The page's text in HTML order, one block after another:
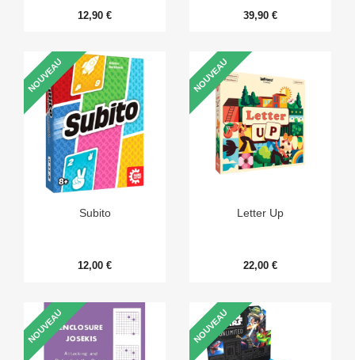
12,90 € 39,90 €
Subito
12,00 €
NOUVEAU
Letter Up
22,00 €
NOUVEAU
NOUVEAU NOUVEAU